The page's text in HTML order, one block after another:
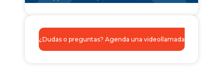
¿Dudas o preguntas? Agenda una videollamada